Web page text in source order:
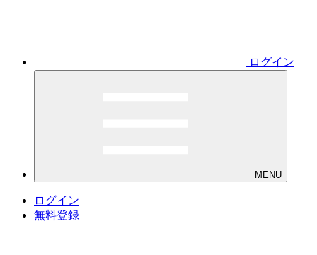
ログイン
MENU
ログイン
無料登録